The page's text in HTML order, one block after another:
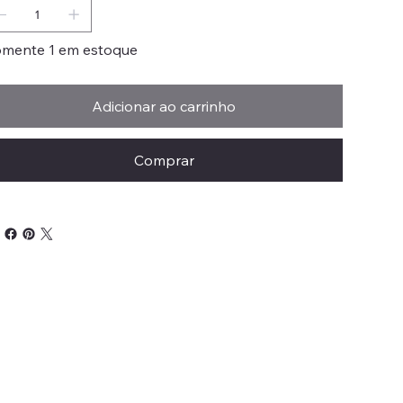
1 em estoque
Adicionar ao carrinho
Comprar